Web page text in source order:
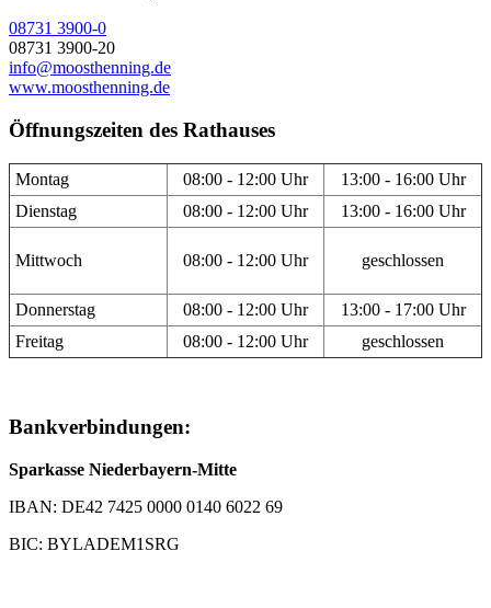
08731 3900-0
08731 3900-20
info@moosthenning.de
www.moosthenning.de
Öffnungszeiten des Rathauses
Montag 08:00 - 12:00 Uhr
13:00 - 16:00 Uhr
Dienstag
08:00 - 12:00 Uhr 13:00 - 16:00 Uhr
Mittwoch 08:00 - 12:00 Uhr geschlossen
Donnerstag 08:00 - 12:00 Uhr
13:00 - 17:00 Uhr
Freitag
08:00 - 12:00 Uhr geschlossen
Bankverbindungen:
Sparkasse Niederbayern-Mitte
IBAN: DE42 7425 0000 0140 6022 69
BIC: BYLADEM1SRG